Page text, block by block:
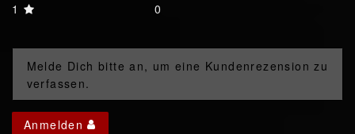
1
0
Melde Dich bitte an, um eine Kundenrezension zu
verfassen.
Anmelden